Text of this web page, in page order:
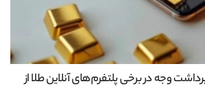
وجه در برخی پلتفرم‌های آنلاین طلا از